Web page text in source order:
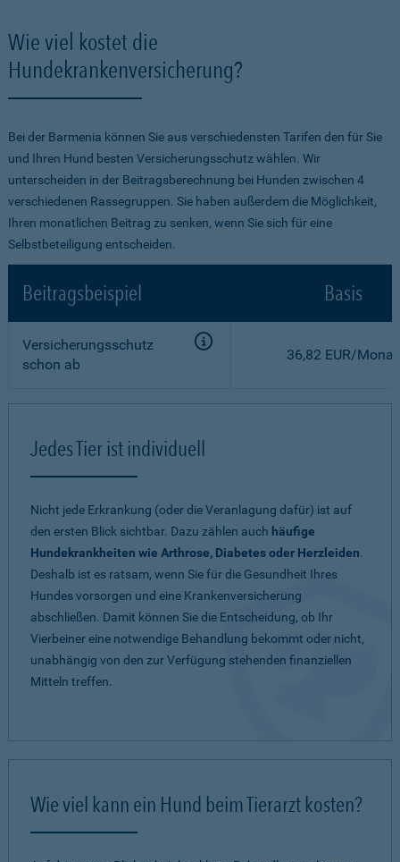
Wie viel kostet die
Hundekrankenversicherung?
Bei der Barmenia können Sie aus verschiedensten Tarifen den für Sie
und Ihren Hund besten Versicherungsschutz wählen. Wir
unterscheiden in der Beitragsberechnung bei Hunden zwischen 4
verschiedenen Rassegruppen. Sie haben außerdem die Möglichkeit,
Ihren monatlichen Beitrag zu senken, wenn Sie sich für eine
Selbstbeteiligung entscheiden.
Beitragsbeispiel Basis
Versicherungsschutz
schon ab
36,82 EUR/Monat
Jedes Tier ist individuell
Nicht jede Erkrankung (oder die Veranlagung dafür) ist auf
den ersten Blick sichtbar. Dazu zählen auch häufige
Hundekrankheiten wie Arthrose, Diabetes oder Herzleiden.
Deshalb ist es ratsam, wenn Sie für die Gesundheit Ihres
Hundes vorsorgen und eine Krankenversicherung
abschließen. Damit können Sie die Entscheidung, ob Ihr
Vierbeiner eine notwendige Behandlung bekommt oder nicht,
unabhängig von den zur Verfügung stehenden finanziellen
Mitteln treffen.
Wie viel kann ein Hund beim Tierarzt kosten?